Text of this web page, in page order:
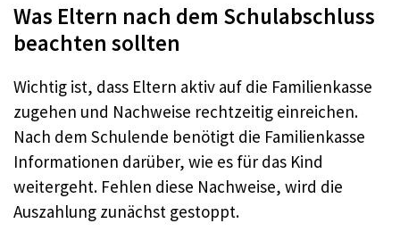
Was Eltern nach dem Schulabschluss
beachten sollten
Wichtig ist, dass Eltern aktiv auf die Familienkasse
zugehen und Nachweise rechtzeitig einreichen.
Nach dem Schulende benötigt die Familienkasse
Informationen darüber, wie es für das Kind
weitergeht. Fehlen diese Nachweise, wird die
Auszahlung zunächst gestoppt.